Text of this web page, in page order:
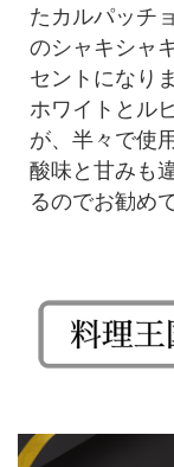
たカルパッチ
のシャキシャ
セントになり
ホワイトとル
が、半々で使
酸味と甘みも
るのでお勧め